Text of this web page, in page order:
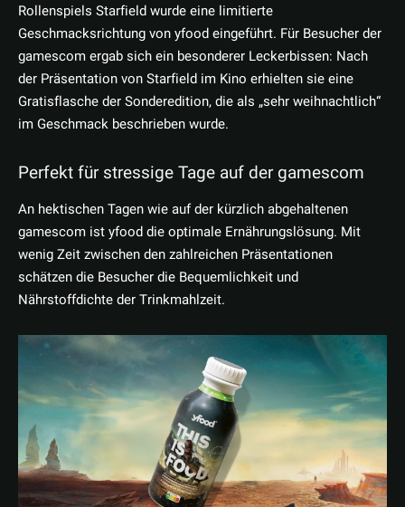
Rollenspiels Starfield wurde eine limitierte
Geschmacksrichtung von yfood eingeführt. Für Besucher der
gamescom ergab sich ein besonderer Leckerbissen: Nach
der Präsentation von Starfield im Kino erhielten sie eine
Gratisflasche der Sonderedition, die als „sehr weihnachtlich“
im Geschmack beschrieben wurde.
Perfekt für stressige Tage auf der gamescom
An hektischen Tagen wie auf der kürzlich abgehaltenen
gamescom ist yfood die optimale Ernährungslösung. Mit
wenig Zeit zwischen den zahlreichen Präsentationen
schätzen die Besucher die Bequemlichkeit und
Nährstoffdichte der Trinkmahlzeit.